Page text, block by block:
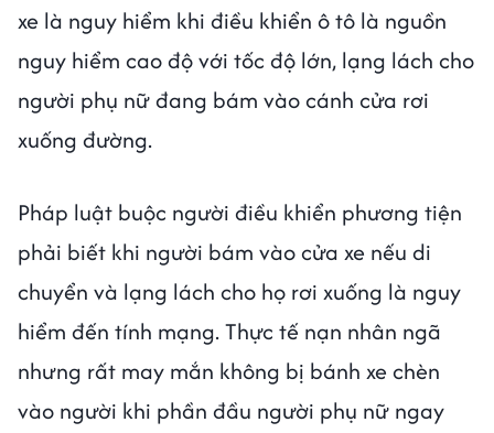
xe là nguy hiểm khi điều khiển ô tô là nguồn
nguy hiểm cao độ với tốc độ lớn, lạng lách cho
người phụ nữ đang bám vào cánh cửa rơi
xuống đường.
Pháp luật buộc người điều khiển phương tiện
phải biết khi người bám vào cửa xe nếu di
chuyển và lạng lách cho họ rơi xuống là nguy
hiểm đến tính mạng. Thực tế nạn nhân ngã
nhưng rất may mắn không bị bánh xe chèn
vào người khi phần đầu người phụ nữ ngay